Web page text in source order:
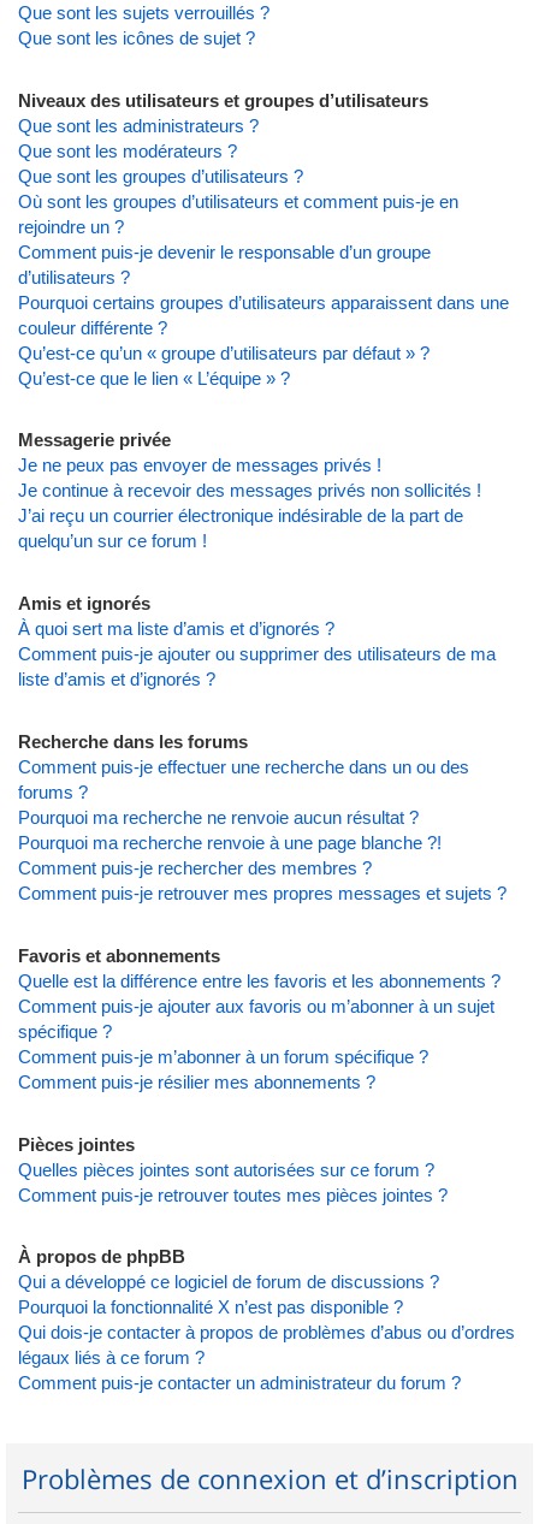
Que sont les sujets verrouillés ?
Que sont les icônes de sujet ?
Niveaux des utilisateurs et groupes d’utilisateurs
Que sont les administrateurs ?
Que sont les modérateurs ?
Que sont les groupes d’utilisateurs ?
Où sont les groupes d’utilisateurs et comment puis-je en
rejoindre un ?
Comment puis-je devenir le responsable d’un groupe
d’utilisateurs ?
Pourquoi certains groupes d’utilisateurs apparaissent dans une
couleur différente ?
Qu’est-ce qu’un « groupe d’utilisateurs par défaut » ?
Qu’est-ce que le lien « L’équipe » ?
Messagerie privée
Je ne peux pas envoyer de messages privés !
Je continue à recevoir des messages privés non sollicités !
J’ai reçu un courrier électronique indésirable de la part de
quelqu’un sur ce forum !
Amis et ignorés
À quoi sert ma liste d’amis et d’ignorés ?
Comment puis-je ajouter ou supprimer des utilisateurs de ma
liste d’amis et d’ignorés ?
Recherche dans les forums
Comment puis-je effectuer une recherche dans un ou des
forums ?
Pourquoi ma recherche ne renvoie aucun résultat ?
Pourquoi ma recherche renvoie à une page blanche ?!
Comment puis-je rechercher des membres ?
Comment puis-je retrouver mes propres messages et sujets ?
Favoris et abonnements
Quelle est la différence entre les favoris et les abonnements ?
Comment puis-je ajouter aux favoris ou m’abonner à un sujet
spécifique ?
Comment puis-je m’abonner à un forum spécifique ?
Comment puis-je résilier mes abonnements ?
Pièces jointes
Quelles pièces jointes sont autorisées sur ce forum ?
Comment puis-je retrouver toutes mes pièces jointes ?
À propos de phpBB
Qui a développé ce logiciel de forum de discussions ?
Pourquoi la fonctionnalité X n’est pas disponible ?
Qui dois-je contacter à propos de problèmes d’abus ou d’ordres
légaux liés à ce forum ?
Comment puis-je contacter un administrateur du forum ?
Problèmes de connexion et d’inscription